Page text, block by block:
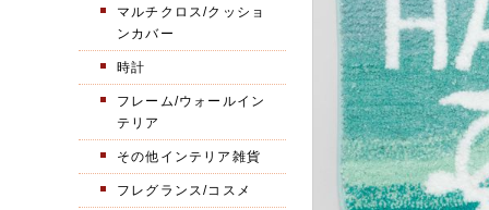
マルチクロス/クッショ
ンカバー
時計
フレーム/ウォールイン
テリア
その他インテリア雑貨
フレグランス/コスメ